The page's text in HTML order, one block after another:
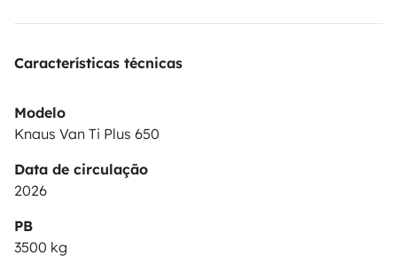
Características técnicas
Modelo
Knaus Van Ti Plus 650
Data de circulação
2026
PB
3500 kg